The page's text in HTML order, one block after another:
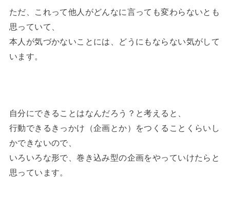
ただ、これって他人がどんなに言っても変わらないとも
思っていて、
本人が気づかないことには、どうにもならない気がして
います。
自分にできることはなんだろう？と考えると、
行動できるきっかけ（企画とか）をつくることくらいし
かできないので、
いろいろな形で、巻き込み型の企画をやっていけたらと
思っています。